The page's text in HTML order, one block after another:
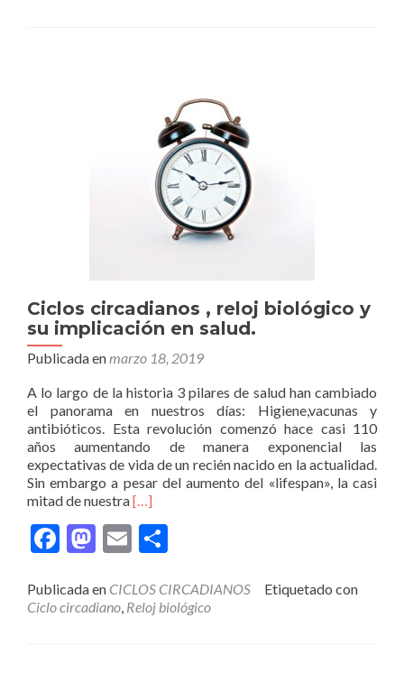
Ciclos circadianos , reloj biológico y
su implicación en salud.
Publicada enmarzo 18, 2019
A lo largo de la historia 3 pilares de salud han cambiado
el panorama en nuestros días: Higiene,vacunas y
antibióticos. Esta revolución comenzó hace casi 110
años aumentando de manera exponencial las
expectativas de vida de un recién nacido en la actualidad.
Sin embargo a pesar del aumento del «lifespan», la casi
mitad de nuestraLeer
circadianos
biológico
y
[…]
Facebook
Mastodon
Email
Publicada en CICLOS CIRCADIANOS
Etiquetado con
Ciclo circadiano, Reloj biológico